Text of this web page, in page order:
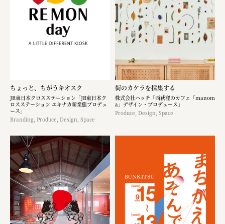
ちょっと、ちがうキオスク
JR東日本クロスステーション「JR東日本ク
ロスステーション エキナカ新業態プロデュ
ース」
Branding, Produce, Design, Space
街のカケラを採集する
株式会社ハッチ「西荻窪のカフェ「manom
a」デザイン・プロデュース」
Produce, Design, Space